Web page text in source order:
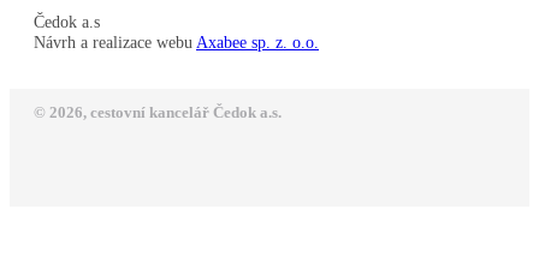
Čedok a.s
Návrh a realizace webu Axabee sp. z. o.o.
© 2026, cestovní kancelář Čedok a.s.